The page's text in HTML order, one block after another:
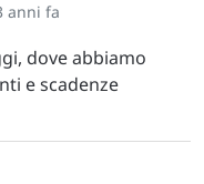
anni fa
dove abbiamo
e scadenze